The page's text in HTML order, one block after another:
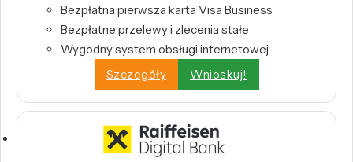
Bezpłatna pierwsza karta Visa Business
Bezpłatne przelewy i zlecenia stałe
Wygodny system obsługi internetowej
Szczegóły
Wnioskuj!